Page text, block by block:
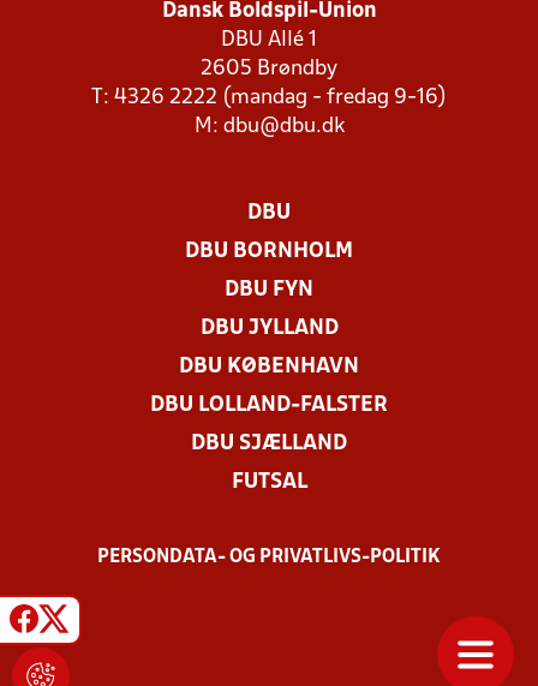
Dansk Boldspil-Union
DBU Allé 1
2605 Brøndby
T: 4326 2222 (mandag - fredag 9-16)
M: dbu@dbu.dk
DBU
DBU BORNHOLM
DBU FYN
DBU JYLLAND
DBU KØBENHAVN
DBU LOLLAND-FALSTER
DBU SJÆLLAND
FUTSAL
PERSONDATA- OG PRIVATLIVS-POLITIK